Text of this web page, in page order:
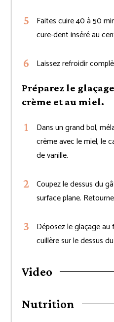
Faites cuire 40 à 50
cure-dent inséré au
Laissez refroidir
Préparez le
crème et au miel.
Dans un grand bol,
crème avec le miel, le
de vanille.
Coupez le dessus du
surface plane.
Déposez le glaçage
cuillère sur le dessus
Video
Nutrition